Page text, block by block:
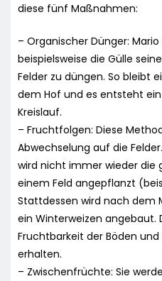
diese fünf Maßnahmen:
– Organischer Dünger:
beispielsweise die Gülle
Felder zu düngen. So bleibt
dem Hof und es entsteht
Kreislauf.
– Fruchtfolgen: Diese
Abwechselung auf die
wird nicht immer wieder die
einem Feld angepflanzt
Stattdessen wird nach dem
ein Winterweizen angebaut.
Fruchtbarkeit der Böden und
erhalten.
– Zwischenfrüchte: Sie